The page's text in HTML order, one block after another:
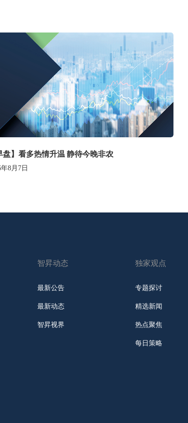
盘】看多热情升温 静待今晚非农
年8月7日
智昇动态
最新公告
最新动态
智昇视界
独家观点
专题探讨
精选新闻
热点聚焦
每日策略